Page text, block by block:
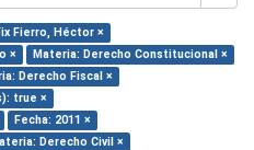
Fierro, Héctor ×
×
Materia: Derecho Constitucional ×
Derecho Fiscal ×
true ×
Fecha: 2011 ×
Derecho Civil ×